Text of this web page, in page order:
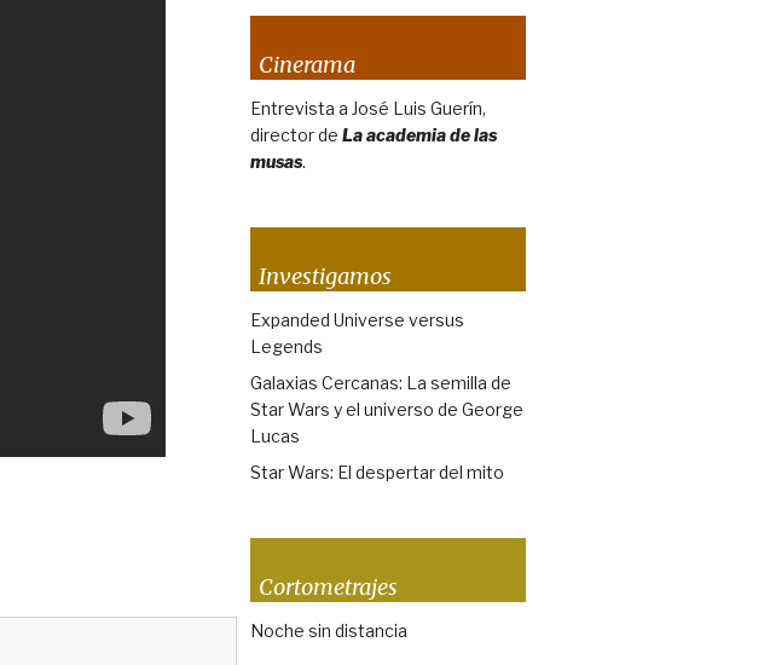
Cinerama
Entrevista a José Luis Guerín,
director de La academia de las
musas.
Investigamos
Expanded Universe versus
Legends
Galaxias Cercanas: La semilla de
Star Wars y el universo de George
Lucas
Star Wars: El despertar del mito
Cortometrajes
Noche sin distancia